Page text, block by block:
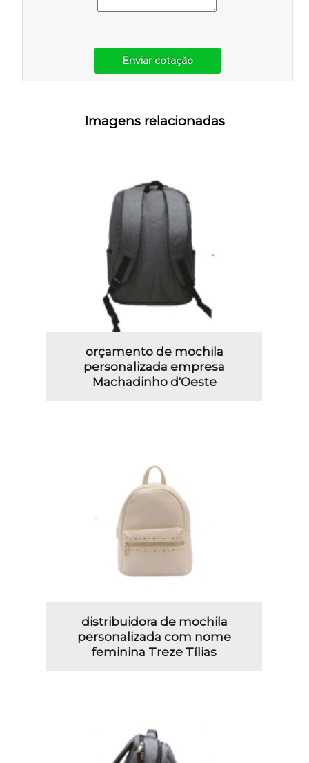
Enviar cotação
Imagens relacionadas
orçamento de mochila
personalizada empresa
Machadinho d'Oeste
distribuidora de mochila
personalizada com nome
feminina Treze Tílias